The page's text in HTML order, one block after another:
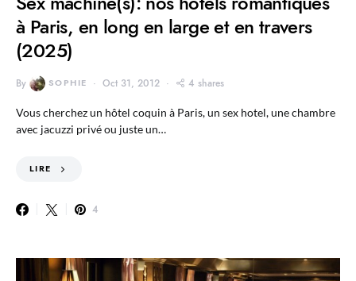
à Paris, en long en large et en travers
(2025)
By SOPHIE Oct 31, 2012 4 shares
Vous cherchez un hôtel coquin à Paris, un sex hotel, une chambre
avec jacuzzi privé ou juste un…
LIRE
4